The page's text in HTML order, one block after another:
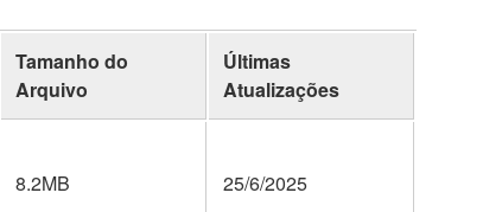
Tamanho do
Arquivo
Últimas
Atualizações
8.2MB 25/6/2025